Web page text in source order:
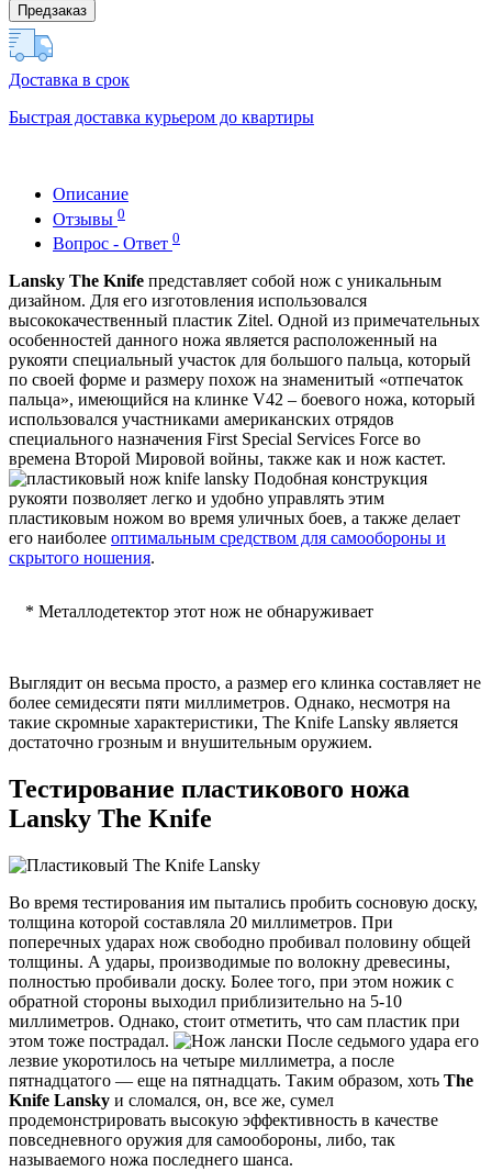
Предзаказ
Доставка в срок
Быстрая доставка курьером до квартиры
Описание
Отзывы 0
Вопрос - Ответ 0
Lansky The Knife представляет собой нож с уникальным
дизайном. Для его изготовления использовался
высококачественный пластик Zitel. Одной из примечательных
особенностей данного ножа является расположенный на
рукояти специальный участок для большого пальца, который
по своей форме и размеру похож на знаменитый «отпечаток
пальца», имеющийся на клинке V42 – боевого ножа, который
использовался участниками американских отрядов
специального назначения First Special Services Force во
времена Второй Мировой войны, также как и нож кастет.
Подобная конструкция
рукояти позволяет легко и удобно управлять этим
пластиковым ножом во время уличных боев, а также делает
его наиболее оптимальным средством для самообороны и
скрытого ношения.
* Металлодетектор этот нож не обнаруживает
Выглядит он весьма просто, а размер его клинка составляет не
более семидесяти пяти миллиметров. Однако, несмотря на
такие скромные характеристики, The Knife Lansky является
достаточно грозным и внушительным оружием.
Тестирование пластикового ножа
Lansky The Knife
Во время тестирования им пытались пробить сосновую доску,
толщина которой составляла 20 миллиметров. При
поперечных ударах нож свободно пробивал половину общей
толщины. А удары, производимые по волокну древесины,
полностью пробивали доску. Более того, при этом ножик с
обратной стороны выходил приблизительно на 5-10
миллиметров. Однако, стоит отметить, что сам пластик при
этом тоже пострадал.
После седьмого удара его
лезвие укоротилось на четыре миллиметра, а после
пятнадцатого — еще на пятнадцать. Таким образом, хоть The
Knife Lansky и сломался, он, все же, сумел
продемонстрировать высокую эффективность в качестве
повседневного оружия для самообороны, либо, так
называемого ножа последнего шанса.